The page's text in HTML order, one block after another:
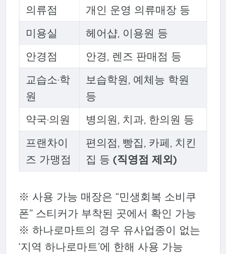
의류점
개인 운영 의류매장 등
미용실
헤어샵, 이용원 등
안경점
안경, 렌즈 판매점 등
교습소·학
원
보습학원, 예체능 학원
등
약국·의원
병의원, 치과, 한의원 등
프랜차이
즈 가맹점
편의점, 빵집, 카페, 치킨
집 등 (직영점 제외)
※ 사용 가능 매장은 “민생회복 소비쿠
폰” 스티커가 부착된 곳에서 확인 가능
※ 하나로마트의 경우 유사업종이 없는
‘지역 하나로마트’에 한해 사용 가능